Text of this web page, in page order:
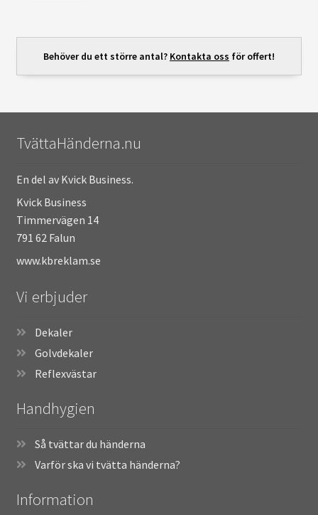
Behöver du ett större antal? Kontakta oss för offert!
TvättaHänderna.nu
En del av Kvick Business.
Kvick Business
Timmervägen 14
791 62 Falun
www.kbreklam.se
Vi erbjuder
Dekaler
Golvdekaler
Reflexvästar
Handhygien
Så tvättar du händerna
Varför ska vi tvätta händerna?
Information